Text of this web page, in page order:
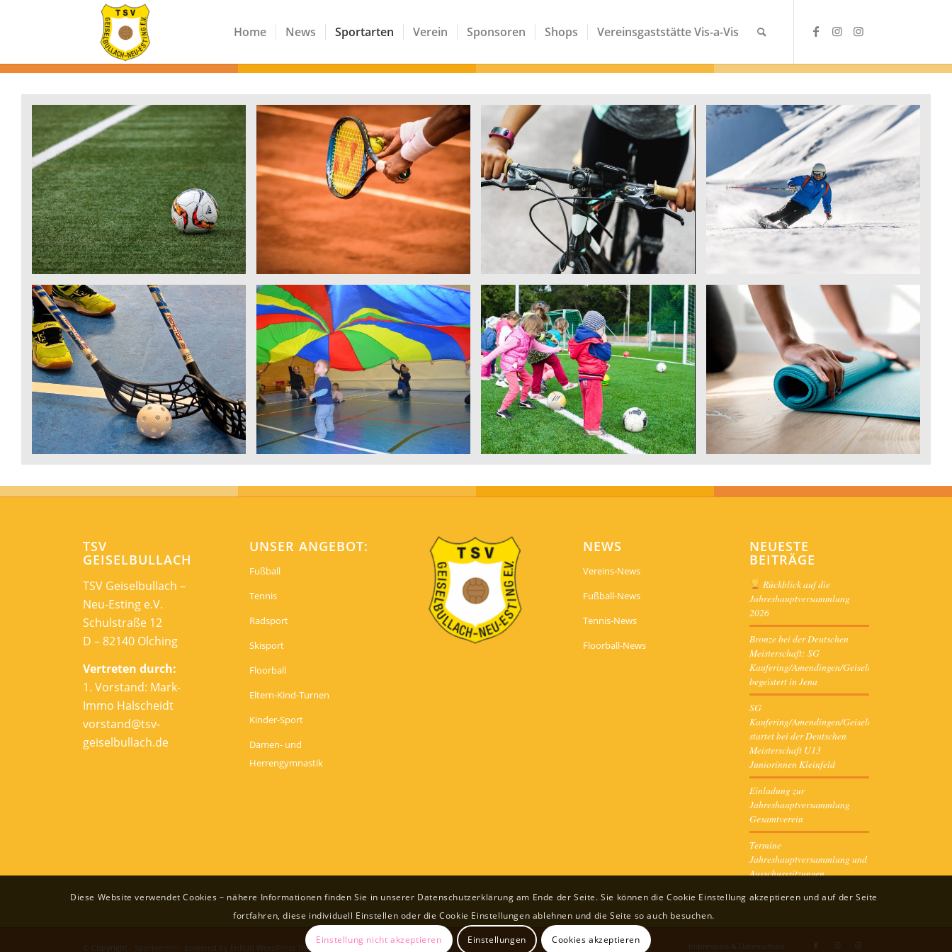
Home News Sportarten Verein Sponsoren Shops Vereinsgaststätte Vis-a-Vis
Fußball Tennis Radsport Skisport
Floorball Eltern-Kind-Turnen Kinder Sport Sport 50+
TSV
GEISELBULLACH
TSV Geiselbullach –
Neu-Esting e.V.
Schulstraße 12
D – 82140 Olching
Vertreten durch:
1. Vorstand: Mark-
Immo Halscheidt
vorstand@tsv-
geiselbullach.de
UNSER ANGEBOT:
Fußball
Tennis
Radsport
Skisport
Floorball
Eltern-Kind-Turnen
Kinder-Sport
Damen- und
Herrengymnastik
NEWS
Vereins-News
Fußball-News
Tennis-News
Floorball-News
NEUESTE
BEITRÄGE
Rückblick auf die
Jahreshauptversammlung
2026
Bronze bei der Deutschen
Meisterschaft: SG
Kaufering/Amendingen/Geiselbullach
begeistert in Jena
SG
Kaufering/Amendingen/Geiselbullach
startet bei der Deutschen
Meisterschaft U13
Juniorinnen Kleinfeld
Einladung zur
Jahreshauptversammlung
Gesamtverein
Termine
Jahreshauptversammlung und
Ausschusssitzungen
© Copyright - Sportverein - powered by Enfold WordPress Theme Impressum & Datenschutz
Diese Website verwendet Cookies – nähere Informationen finden Sie in unserer Datenschutzerklärung am Ende der Seite. Sie können die Cookie Einstellung akzeptieren und auf der Seite
fortfahren, diese individuell Einstellen oder die Cookie Einstellungen ablehnen und die Seite so auch besuchen.
Einstellung nicht akzeptieren Einstellungen Cookies akzeptieren